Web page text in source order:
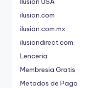
ilusion.com
ilusion.com.mx
ilusiondirect.com
Lenceria
Membresia Gratis
Metodos de Pago